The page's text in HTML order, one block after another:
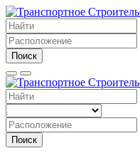
Поиск
Поиск